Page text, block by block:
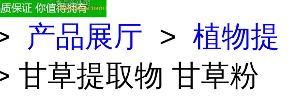
产品展厅 > 植物提
甘草提取物 甘草粉